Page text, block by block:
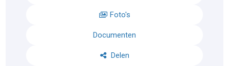
Foto's
Documenten
Delen